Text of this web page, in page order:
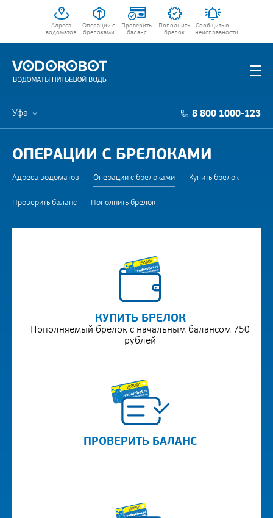
Адреса
водоматов
Операции с
брелоками
Проверить
баланс
Пополнить
брелок
Сообщить о
неисправности
Уфа 8 800 1000-123
ОПЕРАЦИИ С БРЕЛОКАМИ
Адреса водоматов Операции с брелоками Купить брелок
Проверить баланс Пополнить брелок
КУПИТЬ БРЕЛОК
Пополняемый брелок с начальным балансом 750
рублей
ПРОВЕРИТЬ БАЛАНС